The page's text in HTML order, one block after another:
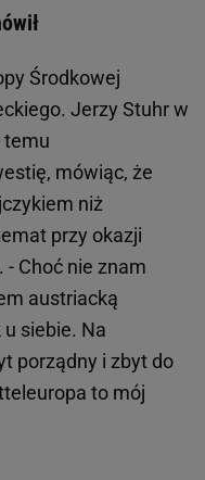
Środkowej
Jerzy Stuhr w
temu
mówiąc, że
niż
przy okazji
Choć nie znam
austriacką
u siebie. Na
porządny i zbyt do
to mój